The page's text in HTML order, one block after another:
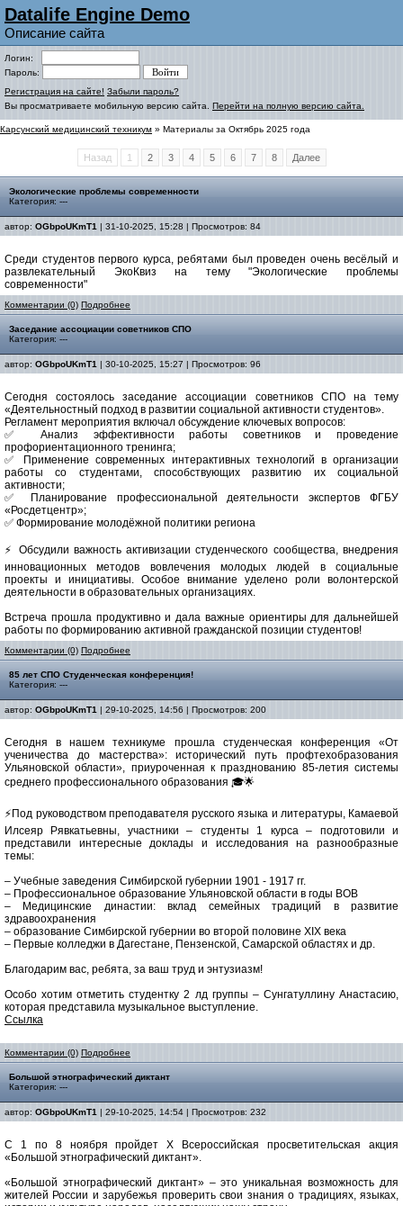
Datalife Engine Demo
Описание сайта
Логин:
Пароль:
Регистрация на сайте! Забыли пароль?
Вы просматриваете мобильную версию сайта. Перейти на полную версию сайта.
Карсунский медицинский техникум » Материалы за Октябрь 2025 года
Назад 1 2 3 4 5 6 7 8 Далее
Экологические проблемы современности
Категория: ---
автор: OGbpoUKmT1 | 31-10-2025, 15:28 | Просмотров: 84
Среди студентов первого курса, ребятами был проведен очень весёлый и
развлекательный ЭкоКвиз на тему "Экологические проблемы
современности"
Комментарии (0) Подробнее
Заседание ассоциации советников СПО
Категория: ---
автор: OGbpoUKmT1 | 30-10-2025, 15:27 | Просмотров: 96
Сегодня состоялось заседание ассоциации советников СПО на тему
«Деятельностный подход в развитии социальной активности студентов».
Регламент мероприятия включал обсуждение ключевых вопросов:
✅ Анализ эффективности работы советников и проведение
профориентационного тренинга;
✅ Применение современных интерактивных технологий в организации
работы со студентами, способствующих развитию их социальной
активности;
✅ Планирование профессиональной деятельности экспертов ФГБУ
«Росдетцентр»;
✅ Формирование молодёжной политики региона
⚡️ Обсудили важность активизации студенческого сообщества, внедрения
инновационных методов вовлечения молодых людей в социальные
проекты и инициативы. Особое внимание уделено роли волонтерской
деятельности в образовательных организациях.
Встреча прошла продуктивно и дала важные ориентиры для дальнейшей
работы по формированию активной гражданской позиции студентов!
Комментарии (0) Подробнее
85 лет СПО Студенческая конференция!
Категория: ---
автор: OGbpoUKmT1 | 29-10-2025, 14:56 | Просмотров: 200
Сегодня в нашем техникуме прошла студенческая конференция «От
ученичества до мастерства»: исторический путь профтехобразования
Ульяновской области», приуроченная к празднованию 85-летия системы
среднего профессионального образования 🎓🌟
⚡️Под руководством преподавателя русского языка и литературы, Камаевой
Илсеяр Рявкатьевны, участники – студенты 1 курса – подготовили и
представили интересные доклады и исследования на разнообразные
темы:
– Учебные заведения Симбирской губернии 1901 - 1917 гг.
– Профессиональное образование Ульяновской области в годы ВОВ
– Медицинские династии: вклад семейных традиций в развитие
здравоохранения
– образование Симбирской губернии во второй половине XIX века
– Первые колледжи в Дагестане, Пензенской, Самарской областях и др.
Благодарим вас, ребята, за ваш труд и энтузиазм!
Особо хотим отметить студентку 2 лд группы – Сунгатуллину Анастасию,
которая представила музыкальное выступление.
Ссылка
Комментарии (0) Подробнее
Большой этнографический диктант
Категория: ---
автор: OGbpoUKmT1 | 29-10-2025, 14:54 | Просмотров: 232
С 1 по 8 ноября пройдет X Всероссийская просветительская акция
«Большой этнографический диктант».
«Большой этнографический диктант» – это уникальная возможность для
жителей России и зарубежья проверить свои знания о традициях, языках,